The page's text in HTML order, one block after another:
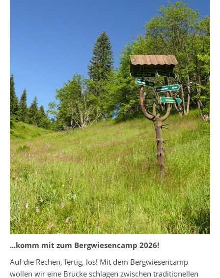
...komm mit zum Bergwiesencamp 2026!
Auf die Rechen, fertig, los! Mit dem Bergwiesencamp
wollen wir eine Brücke schlagen zwischen traditionellen